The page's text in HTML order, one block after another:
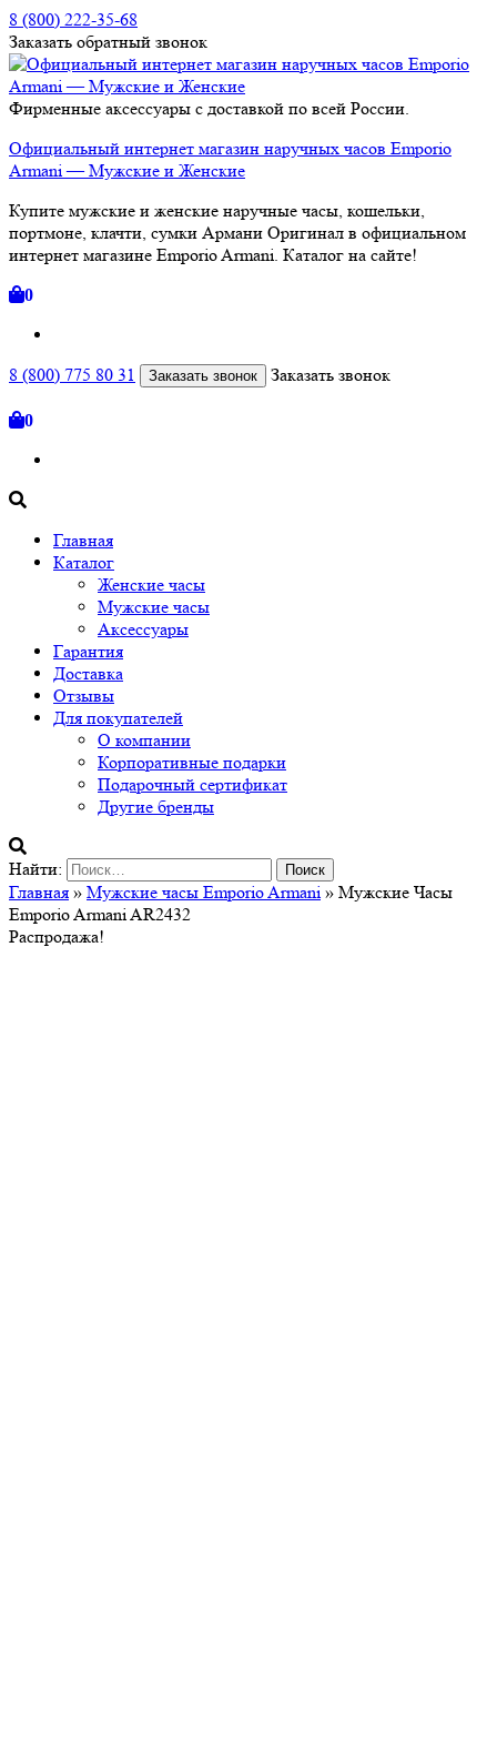
8 (800) 222-35-68
Заказать обратный звонок
Фирменные аксессуары с доставкой по всей России.
Официальный интернет магазин наручных часов Emporio
Armani — Мужские и Женские
Купите мужские и женские наручные часы, кошельки,
портмоне, клачти, сумки Армани Оригинал в официальном
интернет магазине Emporio Armani. Каталог на сайте!
0
8 (800) 775 80 31 Заказать звонок Заказать звонок
0
Главная
Каталог
Женские часы
Мужские часы
Аксессуары
Гарантия
Доставка
Отзывы
Для покупателей
О компании
Корпоративные подарки
Подарочный сертификат
Другие бренды
Найти:
Главная » Мужские часы Emporio Armani » Мужские Часы
Emporio Armani AR2432
Распродажа!